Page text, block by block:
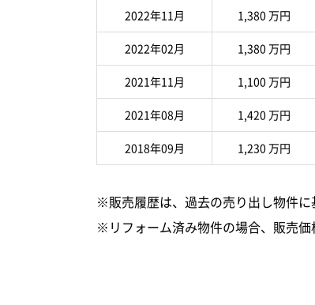
2022年11月
1,380 万円
2022年02月
1,380 万円
2021年11月
1,100 万円
2021年08月
1,420 万円
2018年09月
1,230 万円
※販売履歴は、過去の売り出し物件に
※リフォーム済み物件の場合、販売価